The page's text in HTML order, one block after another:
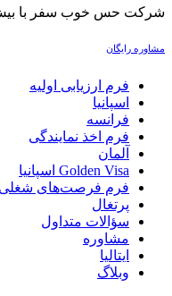
شرکت حس خوب سفر با بیش از
مشاوره رایگان
فرم ارزیابی اولیه
اسپانیا
فرانسه
فرم اخذ نمایندگی
آلمان
Golden Visa اسپانيا
فرم فرصت‌های شغلی
پرتغال
سؤالات متداول
مشاوره
ایتالیا
وبلاگ